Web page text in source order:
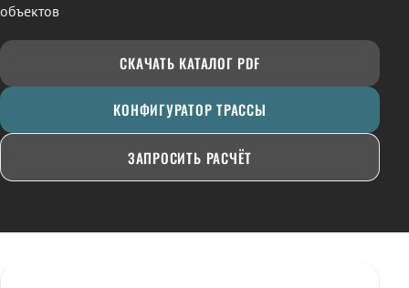
объектов
СКАЧАТЬ КАТАЛОГ PDF
КОНФИГУРАТОР ТРАССЫ
ЗАПРОСИТЬ РАСЧЁТ